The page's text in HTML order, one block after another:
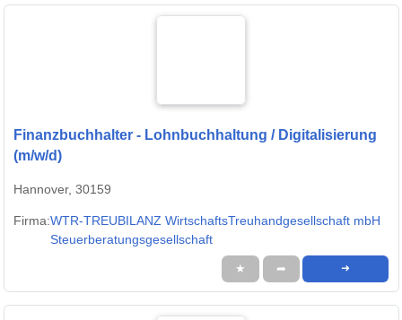
Finanzbuchhalter - Lohnbuchhaltung / Digitalisierung
(m/w/d)
Hannover, 30159
Firma:WTR-TREUBILANZ WirtschaftsTreuhandgesellschaft mbH
Steuerberatungsgesellschaft
★ ➦ ➜